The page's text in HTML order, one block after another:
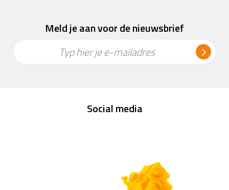
Meld je aan voor de nieuwsbrief
Typ hier je e-mailadres
Social media